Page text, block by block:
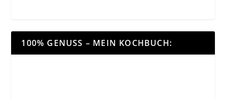
100% GENUSS – MEIN KOCHBUCH: